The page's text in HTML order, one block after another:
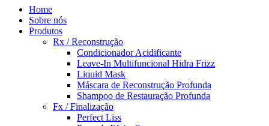
Home
Sobre nós
Produtos
Rx / Reconstrução
Condicionador Acidificante
Leave-In Multifuncional Hidra Frizz
Liquid Mask
Máscara de Reconstrução Profunda
Shampoo de Restauração Profunda
Fx / Finalização
Perfect Liss